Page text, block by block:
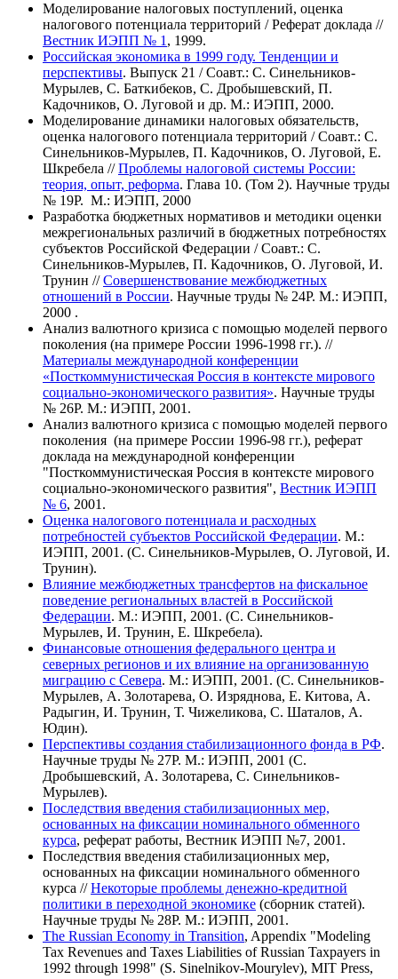
Моделирование налоговых поступлений, оценка
налогового потенциала территорий / Реферат доклада //
Вестник ИЭПП № 1 , 1999.
Российская экономика в 1999 году. Тенденции и
перспективы. Выпуск 21 / Соавт.: С. Синельников-
Мурылев, С. Баткибеков, С. Дробышевский, П.
Кадочников, О. Луговой и др. М.: ИЭПП, 2000.
Моделирование динамики налоговых обязательств,
оценка налогового потенциала территорий / Соавт.: С.
Синельников-Мурылев, П. Кадочников, О. Луговой, Е.
Шкребела //Проблемы налоговой системы России:
теория, опыт, реформа. Глава 10. (Том 2). Научные труды
№ 19Р. М.: ИЭПП, 2000
Разработка бюджетных нормативов и методики оценки
межрегиональных различий в бюджетных потребностях
субъектов Российской Федерации / Соавт.: С.
Синельников-Мурылев, П. Кадочников, О. Луговой, И.
Трунин //Совершенствование межбюджетных
отношений в России. Научные труды № 24Р. М.: ИЭПП,
2000 .
Анализ валютного кризиса с помощью моделей первого
поколения (на примере России 1996-1998 гг.). //
Материалы международной конференции
«Посткоммунистическая Россия в контексте мирового
социально-экономического развития». Научные труды
№ 26Р. М.: ИЭПП, 2001.
Анализ валютного кризиса с помощью моделей первого
поколения (на примере России 1996-98 гг.), реферат
доклада на международной конференции
"Посткоммунистическая Россия в контексте мирового
социально-экономического развития", Вестник ИЭПП
№ 6, 2001.
Оценка налогового потенциала и расходных
потребностей субъектов Российской Федерации. М.:
ИЭПП, 2001. (С. Синельников-Мурылев, О. Луговой, И.
Трунин).
Влияние межбюджетных трансфертов на фискальное
поведение региональных властей в Российской
Федерации. М.: ИЭПП, 2001. (С. Синельников-
Мурылев, И. Трунин, Е. Шкребела).
Финансовые отношения федерального центра и
северных регионов и их влияние на организованную
миграцию с Севера. М.: ИЭПП, 2001. (С. Синельников-
Мурылев, А. Золотарева, О. Изряднова, Е. Китова, А.
Радыгин, И. Трунин, Т. Чижеликова, С. Шаталов, А.
Юдин).
Перспективы создания стабилизационного фонда в РФ.
Научные труды № 27Р. М.: ИЭПП, 2001 (С.
Дробышевский, А. Золотарева, С. Синельников-
Мурылев).
Последствия введения стабилизационных мер,
основанных на фиксации номинального обменного
курса, реферат работы, Вестник ИЭПП №7, 2001.
Последствия введения стабилизационных мер,
основанных на фиксации номинального обменного
курса //Некоторые проблемы денежно-кредитной
политики в переходной экономике (сборник статей).
Научные труды № 28Р. М.: ИЭПП, 2001.
The Russian Economy in Transition, Appendix "Modeling
Tax Revenues and Taxes Liabilities of Russian Taxpayers in
1992 through 1998" (S. Sinelnikov-Mourylev), MIT Press,